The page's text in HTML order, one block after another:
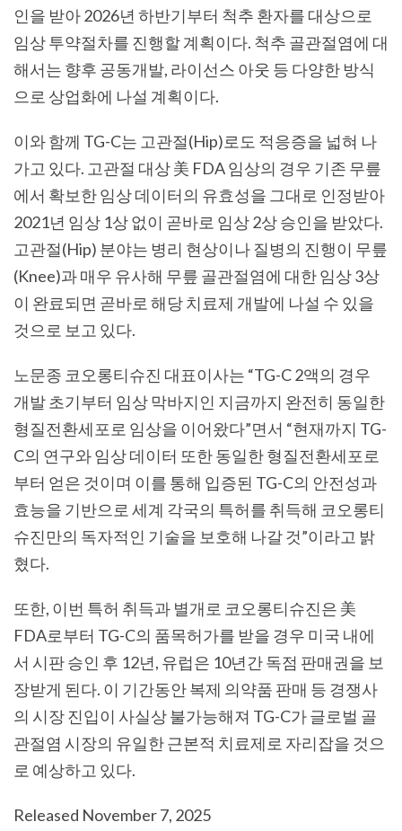
인을 받아2026년 하반기부터 척추 환자를 대상으로
임상 투약절차를 진행할 계획이다. 척추 골관절염에 대
해서는 향후 공동개발, 라이선스 아웃 등 다양한 방식
으로 상업화에 나설 계획이다.
이와 함께 TG-C는 고관절(Hip)로도 적응증을 넓혀 나
가고 있다. 고관절 대상 美 FDA임상의 경우 기존 무릎
에서 확보한 임상 데이터의 유효성을 그대로 인정받아
2021년 임상 1상 없이 곧바로 임상2상 승인을 받았다.
고관절(Hip) 분야는 병리 현상이나 질병의 진행이 무릎
(Knee)과 매우 유사해 무릎 골관절염에 대한 임상3상
이 완료되면 곧바로 해당 치료제 개발에 나설 수 있을
것으로 보고 있다.
노문종 코오롱티슈진 대표이사는 “TG-C 2액의 경우
개발 초기부터 임상 막바지인 지금까지 완전히 동일한
형질전환세포로 임상을 이어왔다”면서 “현재까지 TG-
C의 연구와 임상 데이터 또한 동일한 형질전환세포로
부터 얻은 것이며 이를 통해 입증된 TG-C의 안전성과
효능을 기반으로 세계 각국의 특허를 취득해 코오롱티
슈진만의 독자적인 기술을 보호해 나갈 것”이라고 밝
혔다.
또한, 이번 특허 취득과 별개로 코오롱티슈진은 美
FDA로부터 TG-C의 품목허가를 받을 경우 미국 내에
서 시판 승인 후 12년, 유럽은 10년간 독점 판매권을 보
장받게 된다. 이 기간동안 복제 의약품 판매 등 경쟁사
의 시장 진입이 사실상 불가능해져 TG-C가 글로벌 골
관절염 시장의 유일한 근본적 치료제로 자리잡을 것으
로 예상하고 있다.
Released November 7, 2025